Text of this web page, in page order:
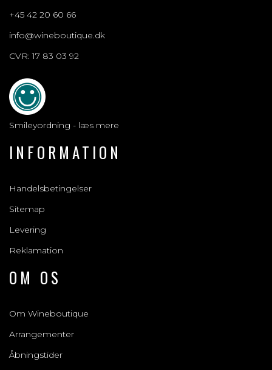
+45 42 20 60 66
info@wineboutique.dk
CVR: 17 83 03 92
Smileyordning - læs mere
INFORMATION
Handelsbetingelser
Sitemap
Levering
Reklamation
OM OS
Om Wineboutique
Arrangementer
Åbningstider